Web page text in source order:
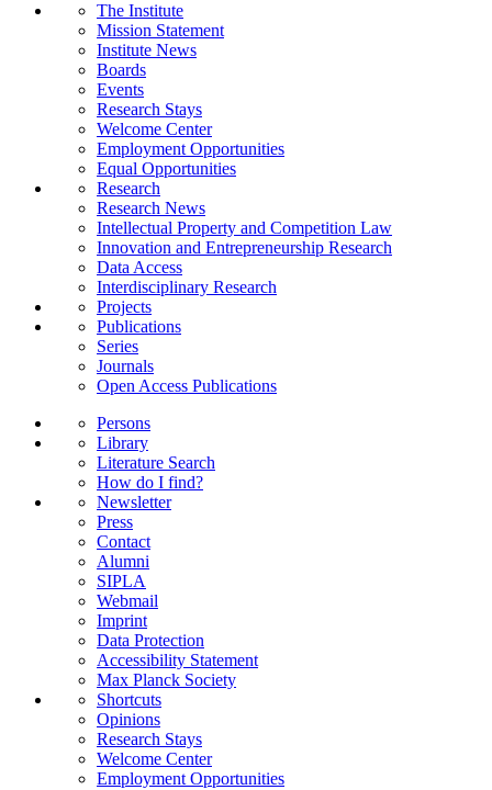
The Institute
Mission Statement
Institute News
Boards
Events
Research Stays
Welcome Center
Employment Opportunities
Equal Opportunities
Research
Research News
Intellectual Property and Competition Law
Innovation and Entrepreneurship Research
Data Access
Interdisciplinary Research
Projects
Publications
Series
Journals
Open Access Publications
Persons
Library
Literature Search
How do I find?
Newsletter
Press
Contact
Alumni
SIPLA
Webmail
Imprint
Data Protection
Accessibility Statement
Max Planck Society
Shortcuts
Opinions
Research Stays
Welcome Center
Employment Opportunities